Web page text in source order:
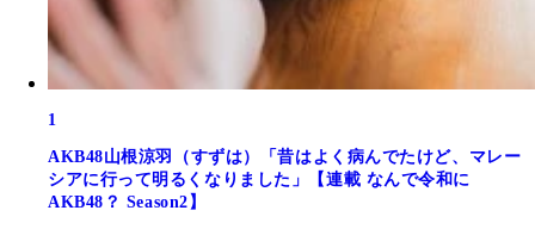
1
AKB48山根涼羽（すずは）「昔はよく病んでたけど、マレー
シアに行って明るくなりました」【連載 なんで令和に
AKB48？ Season2】